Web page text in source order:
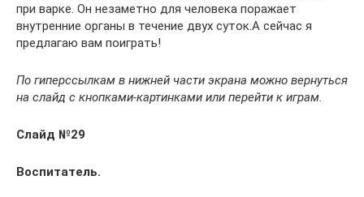
при варке. Он незаметно для человека поражает
внутренние органы в течение двух суток.А сейчас я
предлагаю вам поиграть!
По гиперссылкам в нижней части экрана можно вернуться
на слайд с кнопками-картинками или перейти к играм.
Слайд №29
Воспитатель.